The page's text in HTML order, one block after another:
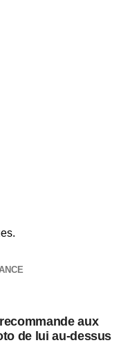
aux
de lui au-dessus